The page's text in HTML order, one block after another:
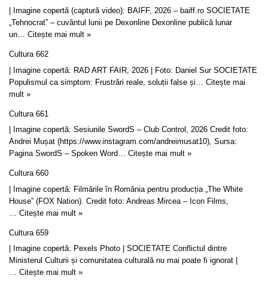
| Imagine copertă (captură video): BAIFF, 2026 – baiff.ro SOCIETATE
„Tehnocrat” – cuvântul lunii pe Dexonline Dexonline publică lunar
un… Citește mai mult »
Cultura 662
| Imagine copertă: RAD ART FAIR, 2026 | Foto: Daniel Sur SOCIETATE
Populismul ca simptom: Frustrări reale, soluții false și… Citește mai
mult »
Cultura 661
| Imagine copertă: Sesiunile SwordS – Club Control, 2026 Credit foto:
Andrei Mușat (https://www.instagram.com/andreimusat10), Sursa:
Pagina SwordS – Spoken Word… Citește mai mult »
Cultura 660
| Imagine copertă: Filmările în România pentru producția „The White
House” (FOX Nation). Credit foto: Andreas Mircea – Icon Films,
Citește mai mult »
Cultura 659
| Imagine copertă: Pexels Photo | SOCIETATE Conflictul dintre
Ministerul Culturii și comunitatea culturală nu mai poate fi ignorat |
… Citește mai mult »